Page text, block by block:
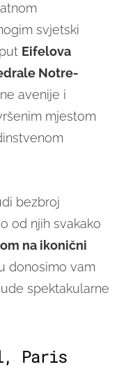
svjetski
Eifelova
Notre-
avenije i
mjestom
bezbroj
od njih svakako
na ikonični
donosimo vam
spektakularne
Paris